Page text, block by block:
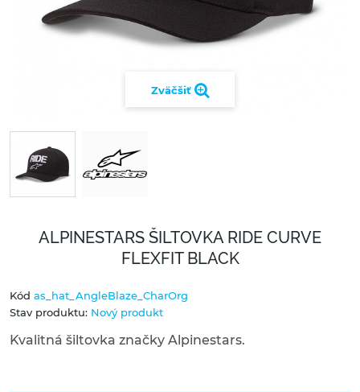
Zväčšiť
ALPINESTARS ŠILTOVKA RIDE CURVE
FLEXFIT BLACK
Kód as_hat_AngleBlaze_CharOrg
Stav produktu: Nový produkt
Kvalitná šiltovka značky Alpinestars.